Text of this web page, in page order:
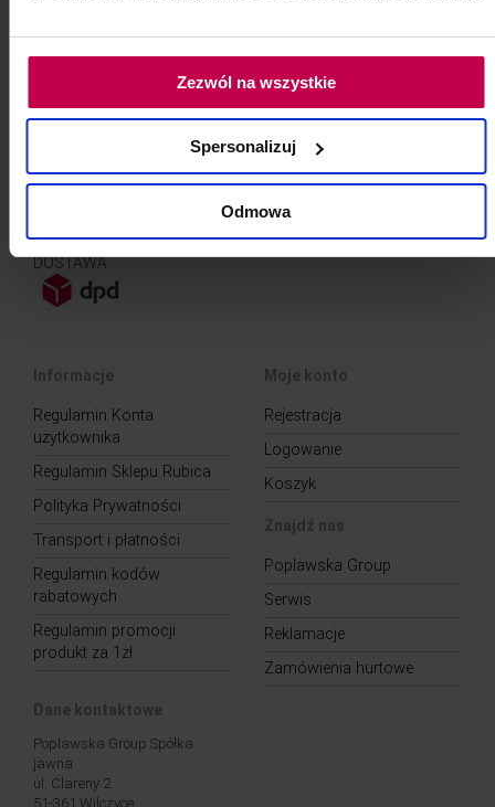
Zezwól na wszystkie
Spersonalizuj
Odmowa
DOSTAWA
Informacje
Regulamin Konta
użytkownika
Regulamin Sklepu Rubica
Polityka Prywatności
Transport i płatności
Regulamin kodów
rabatowych
Regulamin promocji
produkt za 1zł
Moje konto
Rejestracja
Logowanie
Koszyk
Znajdź nas
Poplawska Group
Serwis
Reklamacje
Zamówienia hurtowe
Dane kontaktowe
Poplawska Group Spółka
jawna
ul. Clareny 2
51-361 Wilczyce